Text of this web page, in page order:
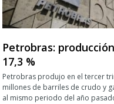
Petrobras:
17,3 %
Petrobras produjo en el tercer
millones de barriles de crudo y
al mismo periodo del año